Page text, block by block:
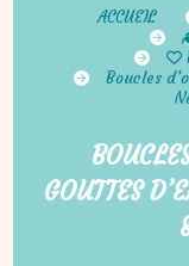
ACCUEIL
Boucles
GOUTTES